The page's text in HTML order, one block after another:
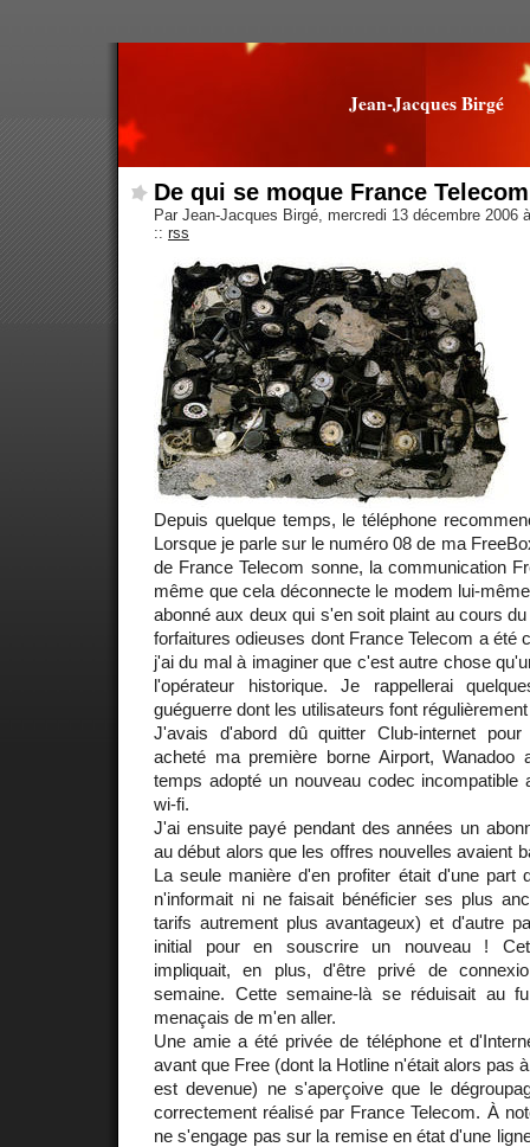
Jean-Jacques Birgé
De qui se moque France
Par Jean-Jacques Birgé, mercredi 13 décembre 2006
:: rss
Depuis quelque temps, le téléphone
Lorsque je parle sur le numéro 08 de ma
de France Telecom sonne, la communication
même que cela déconnecte le modem lui-
abonné aux deux qui s'en soit plaint au cours
forfaitures odieuses dont France Telecom a été
j'ai du mal à imaginer que c'est autre chose
l'opérateur historique. Je rappellerai
guéguerre dont les utilisateurs font
J'avais d'abord dû quitter Club-internet
acheté ma première borne Airport, Wanadoo
temps adopté un nouveau codec incompatible
wi-fi.
J'ai ensuite payé pendant des années un
au début alors que les offres nouvelles avaient
La seule manière d'en profiter était d'une part
n'informait ni ne faisait bénéficier ses plus
tarifs autrement plus avantageux) et d'autre
initial pour en souscrire un nouveau !
impliquait, en plus, d'être privé de
semaine. Cette semaine-là se réduisait au
menaçais de m'en aller.
Une amie a été privée de téléphone et
avant que Free (dont la Hotline n'était alors pas
est devenue) ne s'aperçoive que le
correctement réalisé par France Telecom. À
ne s'engage pas sur la remise en état d'une